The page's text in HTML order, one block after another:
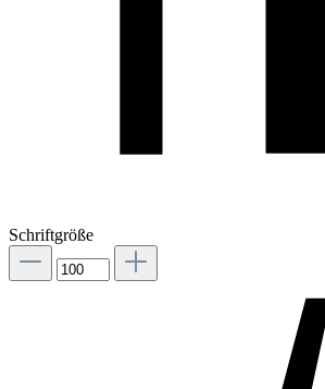
Schriftgröße